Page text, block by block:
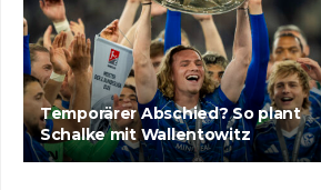
Temporärer Abschied? So plant
Schalke mit Wallentowitz